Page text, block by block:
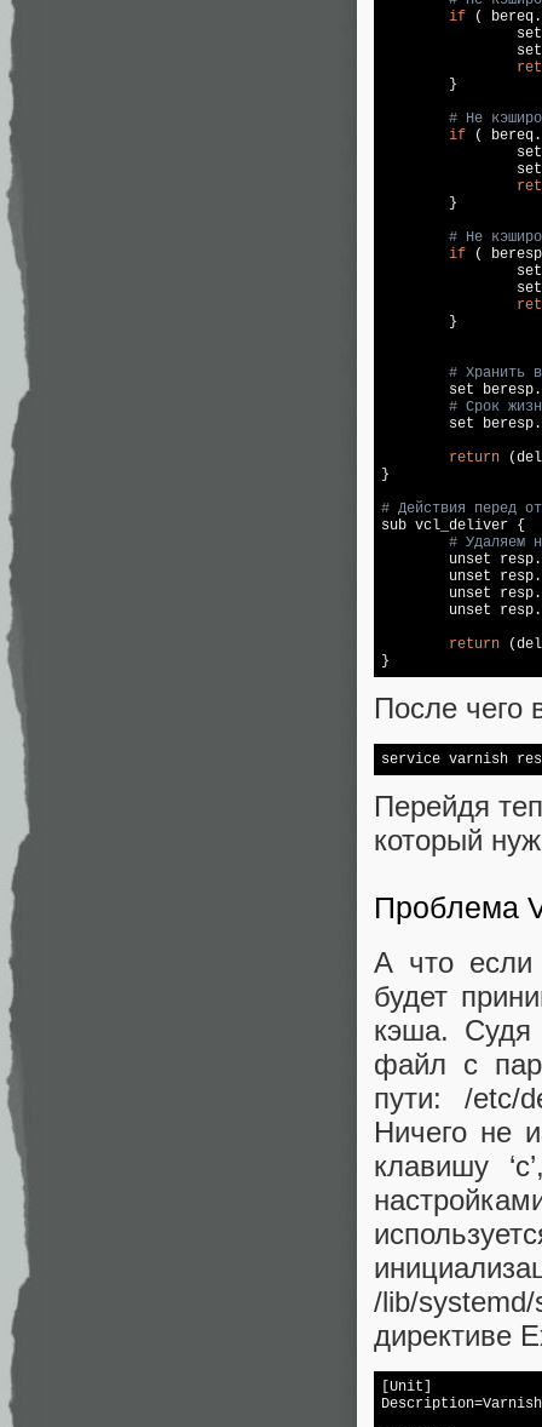
if (
set
set
        }
# Не
if (
set
set
        }
# Не
if (
set
set
        }
# Хранить
set
# Срок
set
return
}
# Действия перед
sub vcl_deliver {
# Удаляем
unset
unset
unset
unset
return
После чего
Перейдя
который
Проблема
А что если
будет
кэша. Судя
файл с
пути: /etc/
Ничего не
клавишу
/lib/
директиве
[Unit]